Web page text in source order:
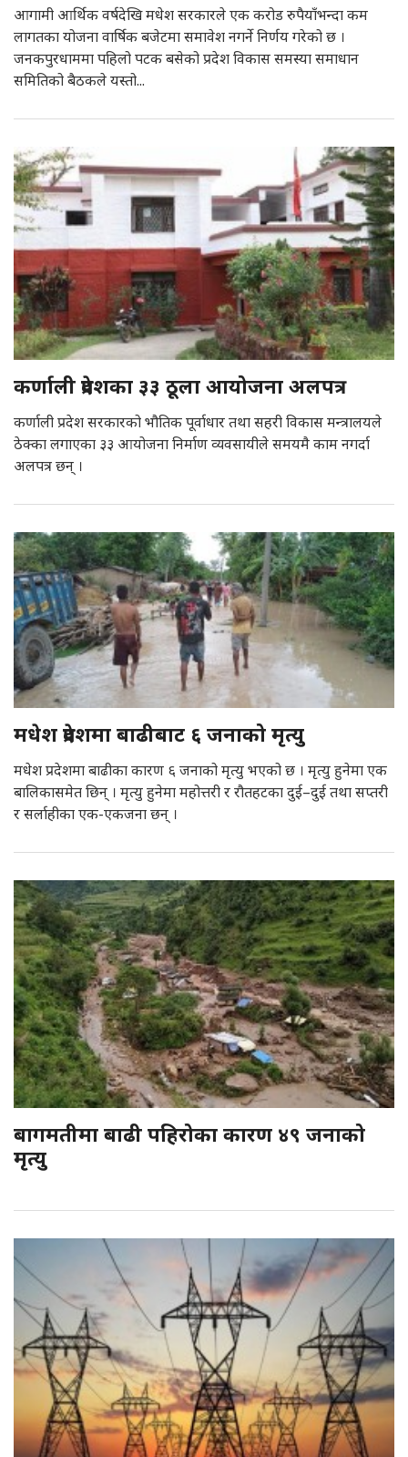
आगामी आर्थिक वर्षदेखि मधेश सरकारले एक करोड रुपैयाँभन्दा कम
लागतका योजना वार्षिक बजेटमा समावेश नगर्ने निर्णय गरेको छ ।
जनकपुरधाममा पहिलो पटक बसेको प्रदेश विकास समस्या समाधान
समितिको बैठकले यस्तो...
कर्णाली प्रदेशका ३३ ठूला आयोजना अलपत्र
कर्णाली प्रदेश सरकारको भौतिक पूर्वाधार तथा सहरी विकास मन्त्रालयले
ठेक्का लगाएका ३३ आयोजना निर्माण व्यवसायीले समयमै काम नगर्दा
अलपत्र छन् ।
मधेश प्रदेशमा बाढीबाट ६ जनाको मृत्यु
मधेश प्रदेशमा बाढीका कारण ६ जनाको मृत्यु भएको छ । मृत्यु हुनेमा एक
बालिकासमेत छिन् । मृत्यु हुनेमा महोत्तरी र रौतहटका दुई–दुई तथा सप्तरी
र सर्लाहीका एक-एकजना छन् ।
बागमतीमा बाढी पहिरोका कारण ४९ जनाको
मृत्यु